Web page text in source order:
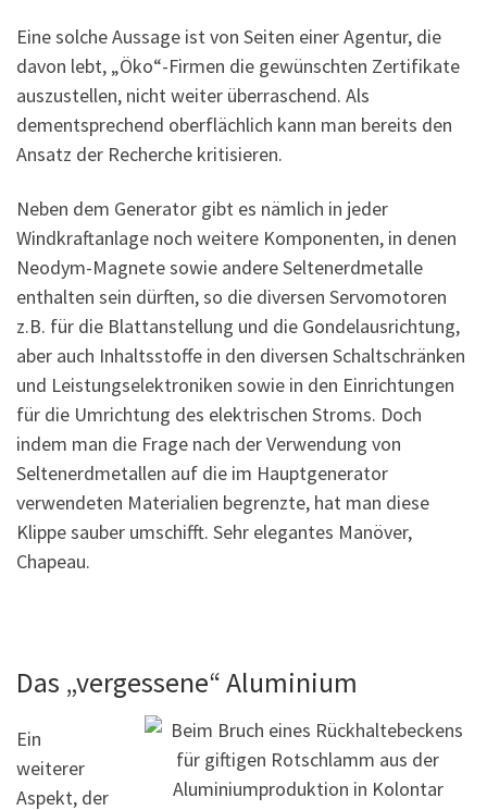
Eine solche Aussage ist von Seiten einer Agentur, die
davon lebt, „Öko“-Firmen die gewünschten Zertifikate
auszustellen, nicht weiter überraschend. Als
dementsprechend oberflächlich kann man bereits den
Ansatz der Recherche kritisieren.
Neben dem Generator gibt es nämlich in jeder
Windkraftanlage noch weitere Komponenten, in denen
Neodym-Magnete sowie andere Seltenerdmetalle
enthalten sein dürften, so die diversen Servomotoren
z.B. für die Blattanstellung und die Gondelausrichtung,
aber auch Inhaltsstoffe in den diversen Schaltschränken
und Leistungselektroniken sowie in den Einrichtungen
für die Umrichtung des elektrischen Stroms. Doch
indem man die Frage nach der Verwendung von
Seltenerdmetallen auf die im Hauptgenerator
verwendeten Materialien begrenzte, hat man diese
Klippe sauber umschifft. Sehr elegantes Manöver,
Chapeau.
Das „vergessene“ Aluminium
Ein
weiterer
Aspekt, der